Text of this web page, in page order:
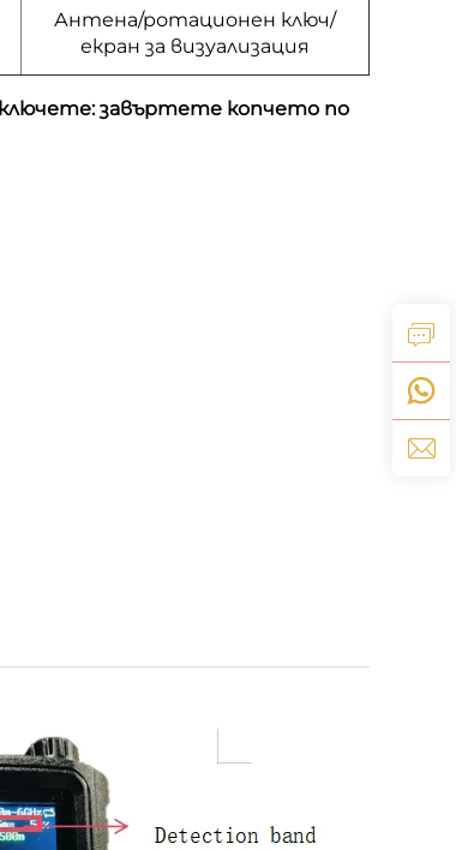
Антена/ротационен ключ/
екран за визуализация
завъртете копчето по